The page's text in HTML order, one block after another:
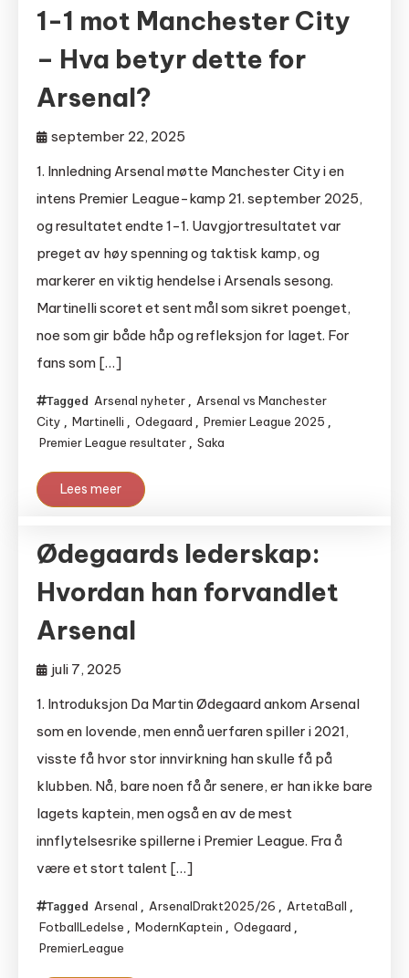
1-1 mot Manchester City
– Hva betyr dette for
Arsenal?
september 22, 2025
1. Innledning Arsenal møtte Manchester City i en
intens Premier League-kamp 21. september 2025,
og resultatet endte 1-1. Uavgjortresultatet var
preget av høy spenning og taktisk kamp, og
markerer en viktig hendelse i Arsenals sesong.
Martinelli scoret et sent mål som sikret poenget,
noe som gir både håp og refleksjon for laget. For
fans som […]
Tagged Arsenal nyheter , Arsenal vs Manchester
City , Martinelli , Odegaard , Premier League 2025 ,
Premier League resultater , Saka
Lees meer
Ødegaards lederskap:
Hvordan han forvandlet
Arsenal
juli 7, 2025
1. Introduksjon Da Martin Ødegaard ankom Arsenal
som en lovende, men ennå uerfaren spiller i 2021,
visste få hvor stor innvirkning han skulle få på
klubben. Nå, bare noen få år senere, er han ikke bare
lagets kaptein, men også en av de mest
innflytelsesrike spillerne i Premier League. Fra å
være et stort talent […]
Tagged Arsenal , ArsenalDrakt2025/26 , ArtetaBall ,
FotballLedelse , ModernKaptein , Odegaard ,
PremierLeague